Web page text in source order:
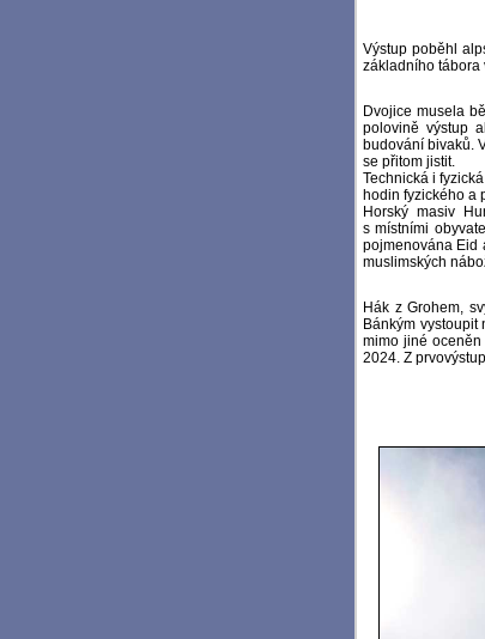
Výstup poběhl
základního tábora
Dvojice musela
polovině výstup
budování bivaků.
se přitom jistit.
Technická i
hodin fyzického a
Horský masiv
s místními
pojmenována Eid
muslimských
Hák z Grohem,
Bánkým
mimo jiné
2024. Z